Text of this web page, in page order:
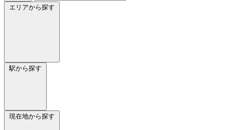
エリアから探す
駅から探す
現在地から探す